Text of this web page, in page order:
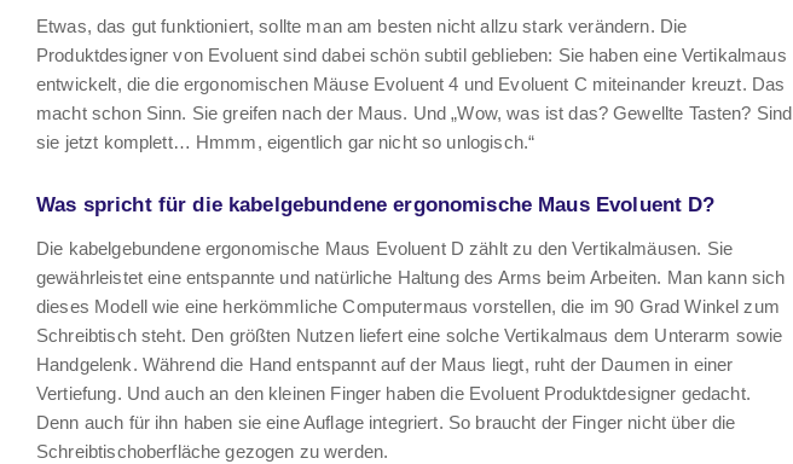
Etwas, das gut funktioniert, sollte man am besten nicht allzu stark verändern. Die
Produktdesigner von Evoluent sind dabei schön subtil geblieben: Sie haben eine Vertikalmaus
entwickelt, die die ergonomischen Mäuse Evoluent 4 und Evoluent C miteinander kreuzt. Das
macht schon Sinn. Sie greifen nach der Maus. Und „Wow, was ist das? Gewellte Tasten? Sind
sie jetzt komplett… Hmmm, eigentlich gar nicht so unlogisch.“
Was spricht für die kabelgebundene ergonomische Maus Evoluent D?
Die kabelgebundene ergonomische Maus Evoluent D zählt zu den Vertikalmäusen. Sie
gewährleistet eine entspannte und natürliche Haltung des Arms beim Arbeiten. Man kann sich
dieses Modell wie eine herkömmliche Computermaus vorstellen, die im 90 Grad Winkel zum
Schreibtisch steht. Den größten Nutzen liefert eine solche Vertikalmaus dem Unterarm sowie
Handgelenk. Während die Hand entspannt auf der Maus liegt, ruht der Daumen in einer
Vertiefung. Und auch an den kleinen Finger haben die Evoluent Produktdesigner gedacht.
Denn auch für ihn haben sie eine Auflage integriert. So braucht der Finger nicht über die
Schreibtischoberfläche gezogen zu werden.